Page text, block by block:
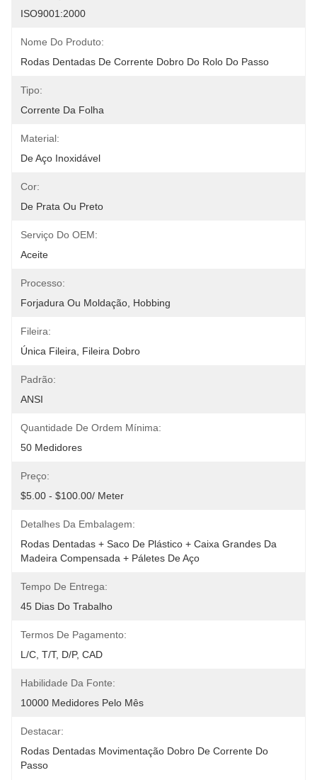
ISO9001:2000
Nome Do Produto:
Rodas Dentadas De Corrente Dobro Do Rolo Do Passo
Tipo:
Corrente Da Folha
Material:
De Aço Inoxidável
Cor:
De Prata Ou Preto
Serviço Do OEM:
Aceite
Processo:
Forjadura Ou Moldação, Hobbing
Fileira:
Única Fileira, Fileira Dobro
Padrão:
ANSI
Quantidade De Ordem Mínima:
50 Medidores
Preço:
$5.00 - $100.00/ Meter
Detalhes Da Embalagem:
Rodas Dentadas + Saco De Plástico + Caixa Grandes Da
Madeira Compensada + Páletes De Aço
Tempo De Entrega:
45 Dias Do Trabalho
Termos De Pagamento:
L/C, T/T, D/P, CAD
Habilidade Da Fonte:
10000 Medidores Pelo Mês
Destacar:
Rodas Dentadas Movimentação Dobro De Corrente Do
Passo